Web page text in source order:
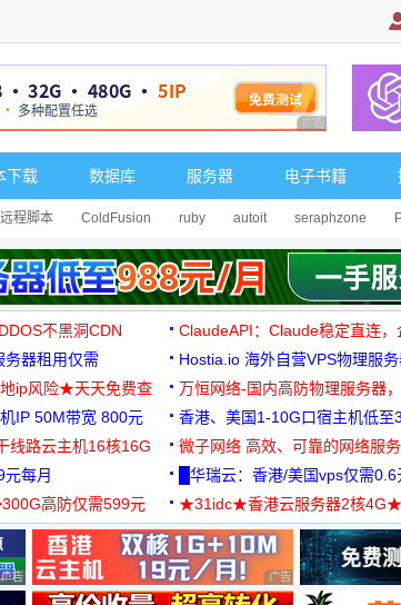
广告 商业广告，理
下载 数据库 服务器 电子书籍
远程脚本 ColdFusion ruby autoit seraphzone
不黑洞CDN ClaudeAPI：Claude稳定直连，
务器租用仅需
Hostia.io 海外自营VPS物理服
ip风险★天天免费查
万恒网络-国内高防物理服务器
99元/月起
IP 50M带宽 800元 香港、美国1-10G口宿主机低至
线路云主机16核16G
微子网络 高效、可靠的网络服
元每月 █华瑞云：香港/美国vps仅需0.6
高防仅需599元
★31idc★香港云服务器2核
用◆
广告 商业广告，理性选择 广告 商业广告，理性选择